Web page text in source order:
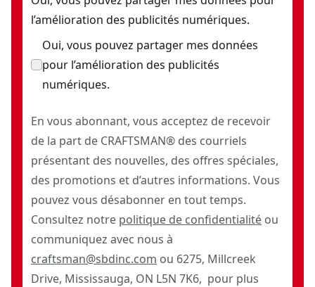
l’amélioration des publicités numériques.
Oui, vous pouvez partager mes données
pour l’amélioration des publicités
numériques.
En vous abonnant, vous acceptez de recevoir
de la part de CRAFTSMAN® des courriels
présentant des nouvelles, des offres spéciales,
des promotions et d’autres informations. Vous
pouvez vous désabonner en tout temps.
Consultez notre politique de confidentialité ou
communiquez avec nous à
craftsman@sbdinc.com ou 6275, Millcreek
Drive, Mississauga, ON L5N 7K6, pour plus